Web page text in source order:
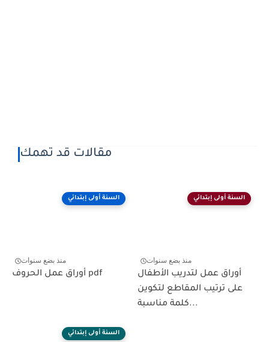
مقالات قد تهمك
السنة أولى إبتدائي
منذ بضع سنوات
أوراق عمل الحروف pdf
السنة أولى إبتدائي
منذ بضع سنوات
أوراق عمل لتدريب الأطفال
على ترتيب المقاطع لتكوين
كلمة مناسبة...
السنة أولى إبتدائي